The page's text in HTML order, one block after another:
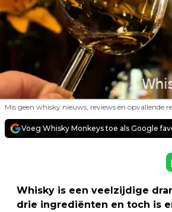
Mis geen whisky nieuws, reviews en opvallende
Voeg Whisky Monkeys toe als Google
Whisky is een veelzijdige
drie ingrediënten en toch is